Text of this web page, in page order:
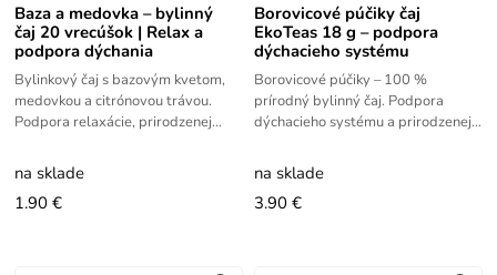
Baza a medovka – bylinný
čaj 20 vrecúšok | Relax a
podpora dýchania
Bylinkový čaj s bazovým kvetom,
medovkou a citrónovou trávou.
Podpora relaxácie, prirodzenej
systému.
na sklade
1.90 €
Borovicové púčiky čaj
EkoTeas 18 g – podpora
dýchacieho systému
Borovicové púčiky – 100 %
prírodný bylinný čaj. Podpora
dýchacieho systému a prirodzenej
Bulharsku.
na sklade
3.90 €